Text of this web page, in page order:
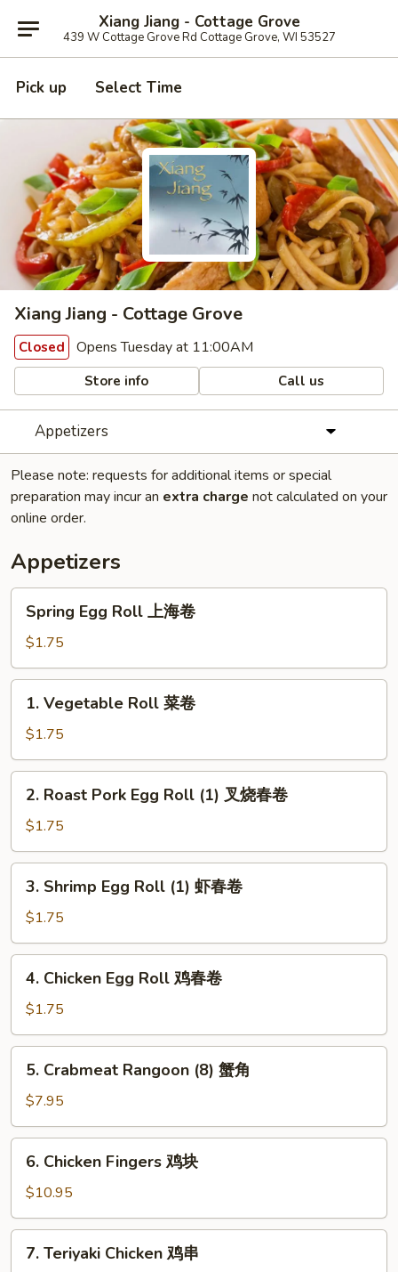
Xiang Jiang - Cottage Grove
439 W Cottage Grove Rd Cottage Grove, WI 53527
Pick up Select Time
Xiang Jiang - Cottage Grove
Closed Opens Tuesday at 11:00AM
Store info Call us
Appetizers
Please note: requests for additional items or special
preparation may incur an extra charge not calculated on your
online order.
Appetizers
Egg
Roll
上
海
Spring Egg Roll 上海卷
$1.75
Vegetable
Roll
菜
卷
1. Vegetable Roll 菜卷
$1.75
Roast
Pork
Egg
Roll
(1)
春
2. Roast Pork Egg Roll (1) 叉烧春卷
$1.75
Shrimp
Egg
Roll
(1)
3. Shrimp Egg Roll (1) 虾春卷
$1.75
Chicken
Egg
Roll
鸡
4. Chicken Egg Roll 鸡春卷
$1.75
Crabmeat
Rangoon
(8)
蟹
5. Crabmeat Rangoon (8) 蟹角
$7.95
Chicken
Fingers
鸡
块
6. Chicken Fingers 鸡块
$10.95
Teriyaki
7. Teriyaki Chicken 鸡串